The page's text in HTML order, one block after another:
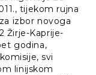
tijekom rujna
izbor novoga
Žirje-Kaprije-
godina,
svi
linijskom